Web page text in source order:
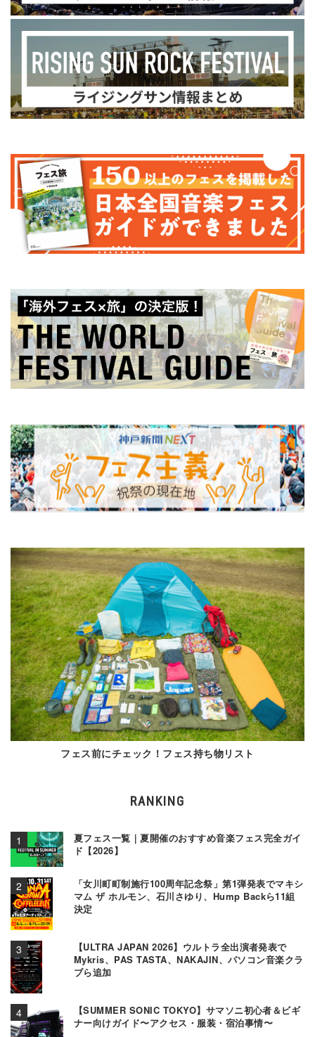
フェス前にチェック！フェス持ち物リスト
RANKING
夏フェス一覧｜夏開催のおすすめ音楽フェス完全ガイ
ド【2026】
「女川町町制施行100周年記念祭」第1弾発表でマキシ
マム ザ ホルモン、石川さゆり、Hump Backら11組
決定
【ULTRA JAPAN 2026】ウルトラ全出演者発表で
Mykris、PAS TASTA、NAKAJIN、パソコン音楽クラ
ブら追加
【SUMMER SONIC TOKYO】サマソニ初心者＆ビギ
ナー向けガイド〜アクセス・服装・宿泊事情〜